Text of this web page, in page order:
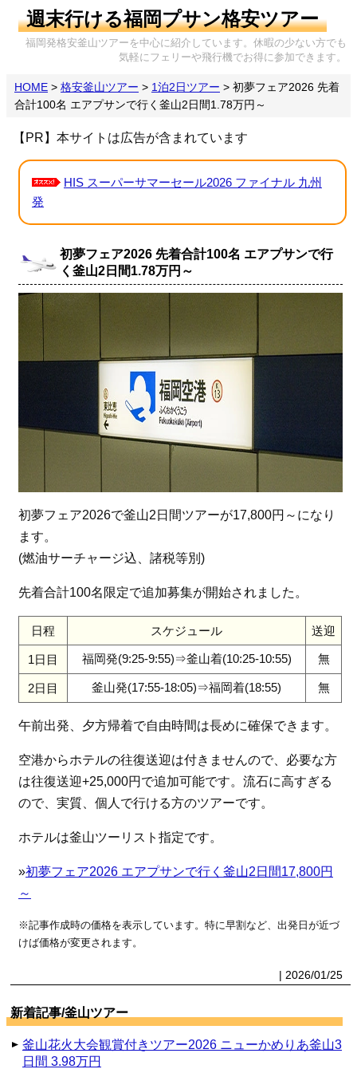
週末行ける福岡プサン格安ツアー
福岡発格安釜山ツアーを中心に紹介しています。休暇の少ない方でも
気軽にフェリーや飛行機でお得に参加できます。
HOME > 格安釜山ツアー > 1泊2日ツアー > 初夢フェア2026 先着
合計100名 エアプサンで行く釜山2日間1.78万円～
【PR】本サイトは広告が含まれています
HIS スーパーサマーセール2026 ファイナル 九州
発
初夢フェア2026 先着合計100名 エアプサンで行
く釜山2日間1.78万円～
初夢フェア2026で釜山2日間ツアーが17,800円～になり
ます。
(燃油サーチャージ込、諸税等別)
先着合計100名限定で追加募集が開始されました。
日程 スケジュール 送迎
1日目 福岡発(9:25-9:55)⇒釜山着(10:25-10:55) 無
2日目 釜山発(17:55-18:05)⇒福岡着(18:55) 無
午前出発、夕方帰着で自由時間は長めに確保できます。
空港からホテルの往復送迎は付きませんので、必要な方
は往復送迎+25,000円で追加可能です。流石に高すぎる
ので、実質、個人で行ける方のツアーです。
ホテルは釜山ツーリスト指定です。
»初夢フェア2026 エアプサンで行く釜山2日間17,800円
～
※記事作成時の価格を表示しています。特に早割など、出発日が近づ
けば価格が変更されます。
| 2026/01/25
新着記事/釜山ツアー
釜山花火大会観賞付きツアー2026 ニューかめりあ釜山3
日間 3.98万円